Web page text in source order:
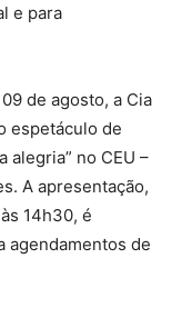
e para
de agosto, a Cia
espetáculo de
alegria” no CEU –
A apresentação,
14h30, é
agendamentos de